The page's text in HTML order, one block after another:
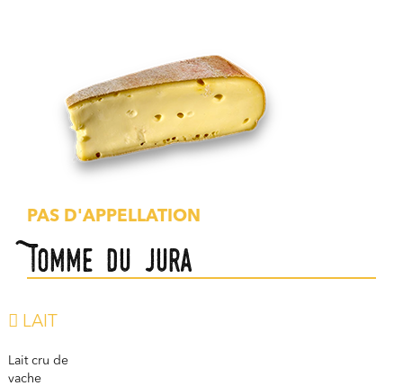
PAS D'APPELLATION
Tomme du jura
LAIT
Lait cru de
vache